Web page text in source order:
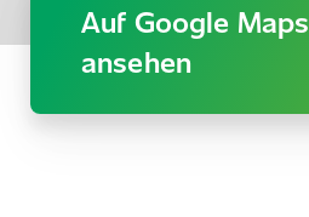
Auf Google Maps
ansehen